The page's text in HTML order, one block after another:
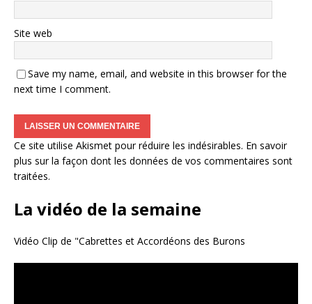
Site web
Save my name, email, and website in this browser for the
next time I comment.
Ce site utilise Akismet pour réduire les indésirables. En savoir
plus sur la façon dont les données de vos commentaires sont
traitées.
La vidéo de la semaine
Vidéo Clip de "Cabrettes et Accordéons des Burons